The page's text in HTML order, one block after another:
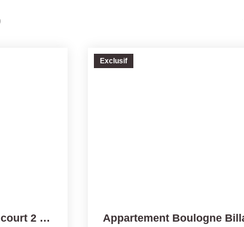
Appartement Boulogne Billancourt 2 Pièce(s) 44 M2
Exclusif